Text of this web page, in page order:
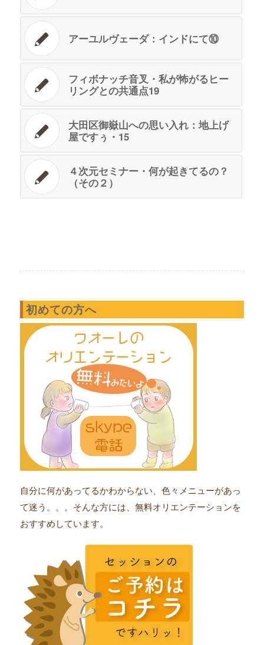
アーユルヴェーダ：インドにて⑩
フィボナッチ音叉・私が怖がるヒー
リングとの共通点19
大田区御嶽山への思い入れ：地上げ
屋ですぅ・15
４次元セミナー・何が起きてるの？
（その２）
初めての方へ
自分に何があってるかわからない、色々メニューがあっ
て迷う。。。そんな方には、無料オリエンテーションを
おすすめしています。